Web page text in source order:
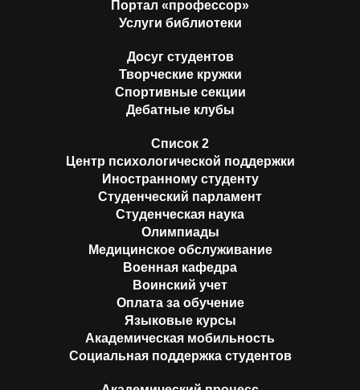
Портал «профессор»
Услуги библиотеки
Досуг студентов
Творческие кружки
Спортивные секции
Дебатные клубы
Список 2
Центр психологической поддержки
Иностранному студенту
Студенческий парламент
Студенческая наука
Олимпиады
Медицинское обслуживание
Военная кафедра
Воинский учет
Оплата за обучение
Языковые курсы
Академическая мобильность
Социальная поддержка студентов